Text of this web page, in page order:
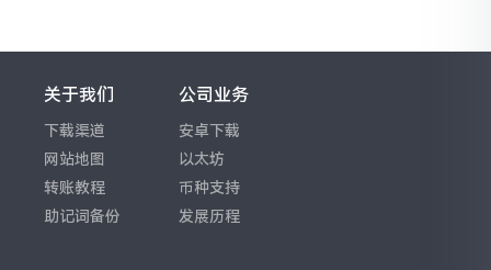
关于我们
下载渠道
网站地图
转账教程
助记词备份
公司业务
安卓下载
以太坊
币种支持
发展历程